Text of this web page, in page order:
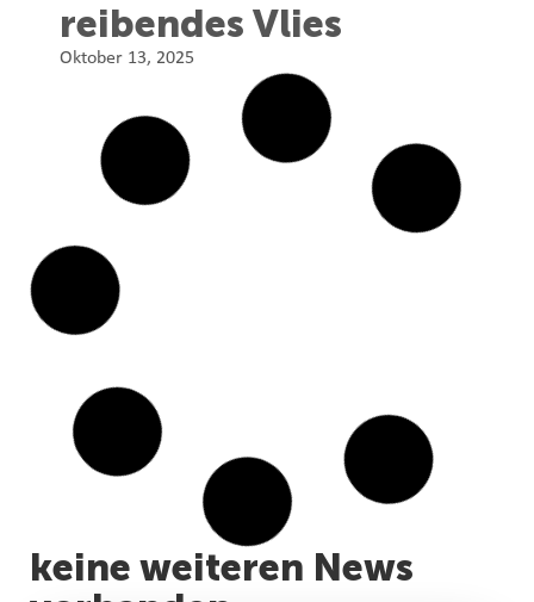
reibendes Vlies
Oktober 13, 2025
Kälberwachstum
Oktober 13, 2025